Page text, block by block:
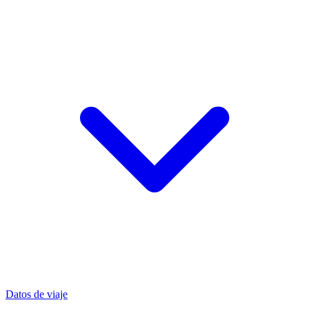
Datos de viaje